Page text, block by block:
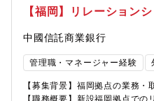
きませんが、減らすことは可能
回など、減ることもあり得ま
多いです。）・フレックスタ
業日数×8時間を満たすように
せん。・産育休を取得したスタ
しのよい企業風土・役職、入社
お互いが敬意を持ち、チームワ
を目指しています。・若い方
【福岡】リレーション
中國信託商業銀行
管理職・マネージャー経験
【募集背景】福岡拠点の業務・
【職務概要】新設福岡拠点で